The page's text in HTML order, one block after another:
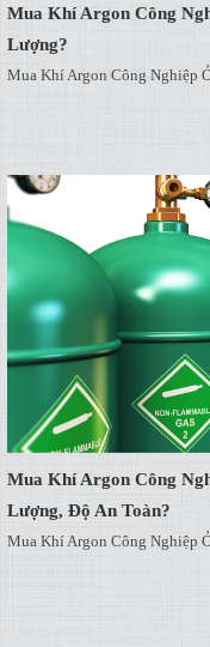
Mua Khí Argon Công
Lượng?
Mua Khí Argon Công Nghiệp
Mua Khí Argon Công
Lượng, Độ An Toàn?
Mua Khí Argon Công Nghiệp